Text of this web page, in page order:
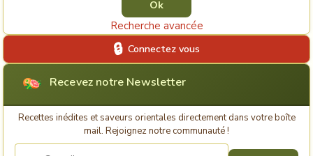
Recherche avancée
Connectez vous
Recevez notre Newsletter
Recettes inédites et saveurs orientales directement dans votre boîte
mail. Rejoignez notre communauté !